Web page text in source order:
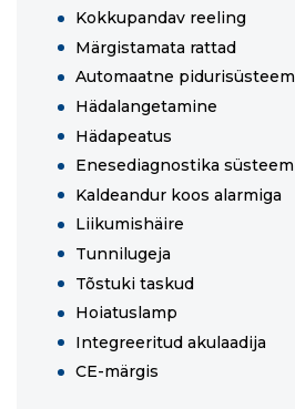
Kokkupandav reeling
Märgistamata rattad
Automaatne pidurisüsteem
Hädalangetamine
Hädapeatus
Enesediagnostika süsteem
Kaldeandur koos alarmiga
Liikumishäire
Tunnilugeja
Tõstuki taskud
Hoiatuslamp
Integreeritud akulaadija
CE-märgis